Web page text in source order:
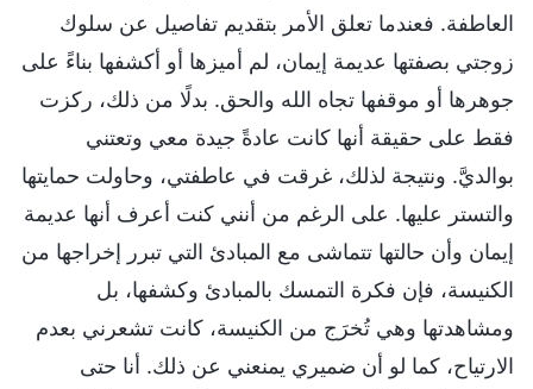
العاطفة. فعندما تعلق الأمر بتقديم تفاصيل عن سلوك
زوجتي بصفتها عديمة إيمان، لم أميزها أو أكشفها بناءً على
جوهرها أو موقفها تجاه الله والحق. بدلًا من ذلك، ركزت
فقط على حقيقة أنها كانت عادةً جيدة معي وتعتني
بوالديَّ. ونتيجة لذلك، غرقت في عاطفتي، وحاولت حمايتها
والتستر عليها. على الرغم من أنني كنت أعرف أنها عديمة
إيمان وأن حالتها تتماشى مع المبادئ التي تبرر إخراجها من
الكنيسة، فإن فكرة التمسك بالمبادئ وكشفها، بل
ومشاهدتها وهي تُخرَج من الكنيسة، كانت تشعرني بعدم
الارتياح، كما لو أن ضميري يمنعني عن ذلك. أنا حتى